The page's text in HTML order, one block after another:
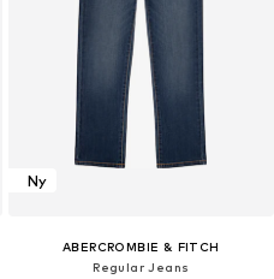
Ny
ABERCROMBIE & FITCH
Regular Jeans